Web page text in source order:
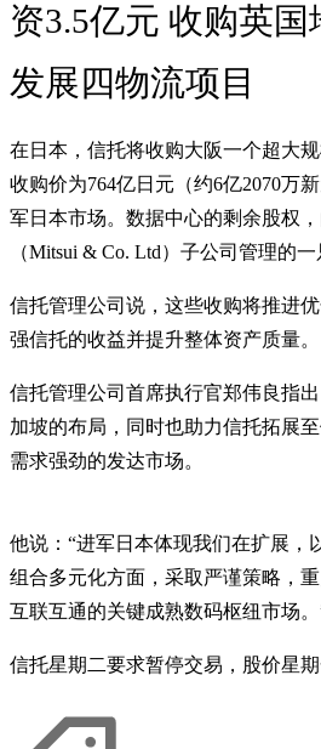
资3.5亿元 收购英国
发展四物流项目
在日本，信托将收购大阪一个超大规
收购价为764亿日元（约6亿2070万
军日本市场。数据中心的剩余股权
（Mitsui & Co. Ltd）子公司管理的一
信托管理公司说，这些收购将推进
强信托的收益并提升整体资产质量。
信托管理公司首席执行官郑伟良指
加坡的布局，同时也助力信托拓展
需求强劲的发达市场。
他说：“进军日本体现我们在扩展，
组合多元化方面，采取严谨策略，
互联互通的关键成熟数码枢纽市场。
信托星期二要求暂停交易，股价星期